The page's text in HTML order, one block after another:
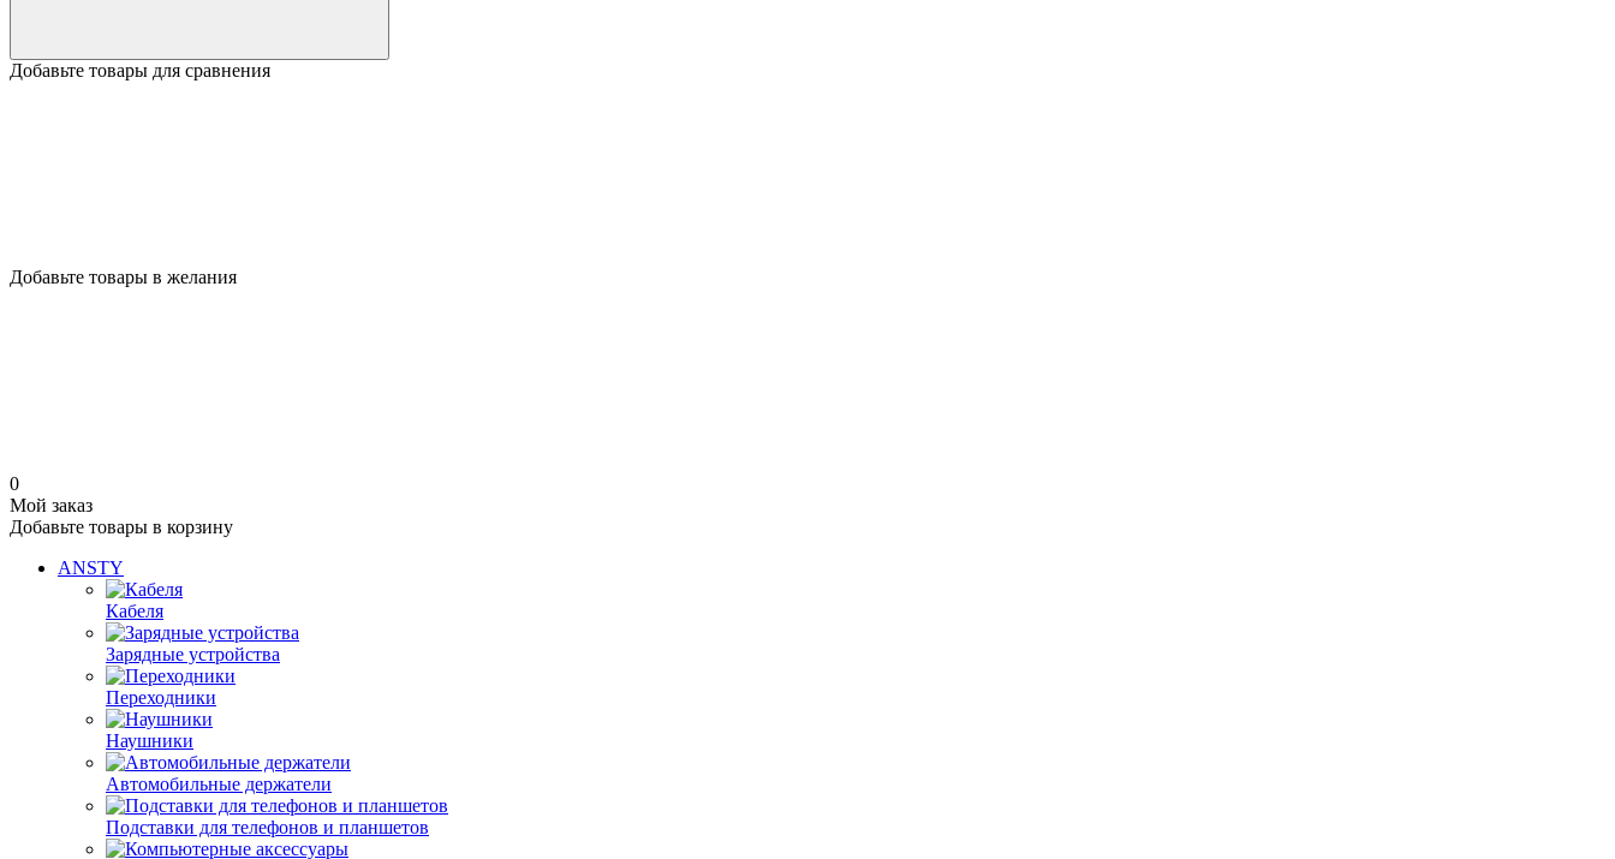
Добавьте товары для сравнения
Добавьте товары в желания
0
Мой заказ
Добавьте товары в корзину
ANSTY
Кабеля
Зарядные устройства
Переходники
Наушники
Автомобильные держатели
Подставки для телефонов и планшетов